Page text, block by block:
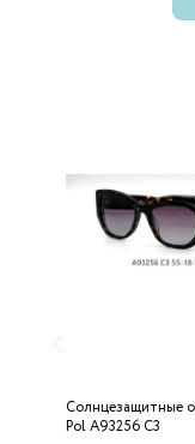
Солнцезащитные
Pol A93256 C3